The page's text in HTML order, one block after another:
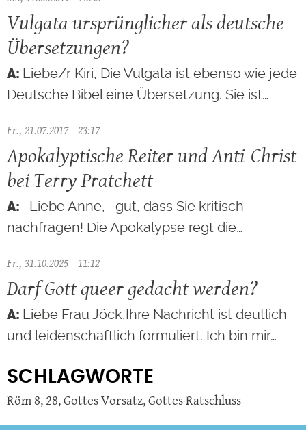
Vulgata ursprünglicher als deutsche
Übersetzungen?
Liebe/r Kiri, Die Vulgata ist ebenso wie jede
Deutsche Bibel eine Übersetzung. Sie ist…
Fr., 21.07.2017 - 23:17
Apokalyptische Reiter und Anti-Christ
bei Terry Pratchett
Liebe Anne, gut, dass Sie kritisch
nachfragen! Die Apokalypse regt die…
Fr., 31.10.2025 - 11:12
Darf Gott queer gedacht werden?
Liebe Frau Jöck,Ihre Nachricht ist deutlich
und leidenschaftlich formuliert. Ich bin mir…
SCHLAGWORTE
Röm 8,28,Gottes Vorsatz,Gottes Ratschluss